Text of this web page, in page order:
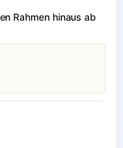
Rahmen hinaus ab